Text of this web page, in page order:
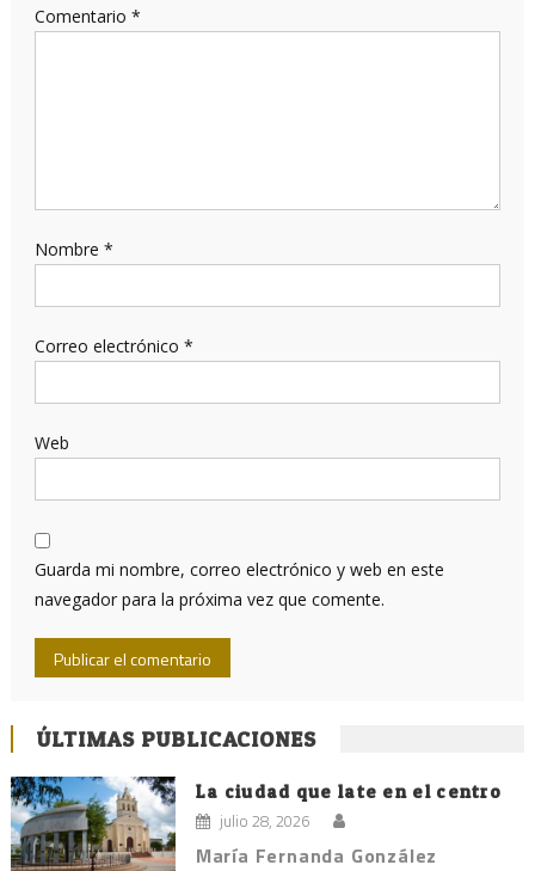
Comentario *
Nombre *
Correo electrónico *
Web
Guarda mi nombre, correo electrónico y web en este
navegador para la próxima vez que comente.
ÚLTIMAS PUBLICACIONES
La ciudad que late en el centro
julio 28, 2026
María Fernanda González